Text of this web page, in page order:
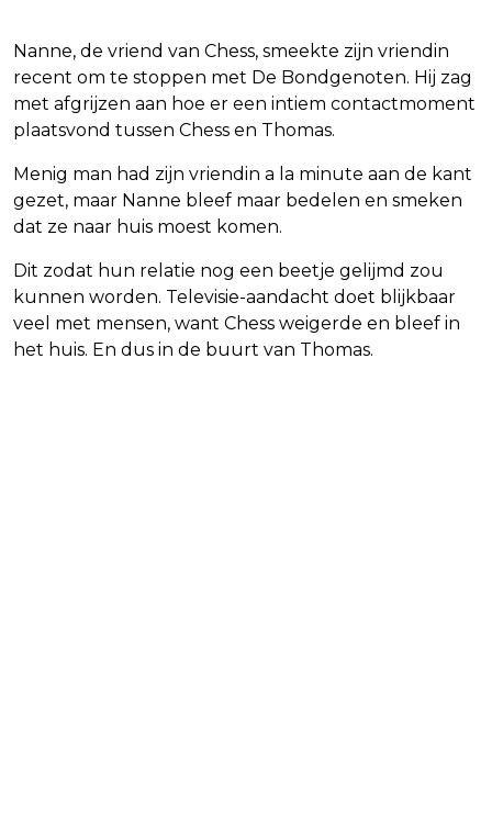
Nanne, de vriend van Chess, smeekte zijn vriendin
recent om te stoppen met De Bondgenoten. Hij zag
met afgrijzen aan hoe er een intiem contactmoment
plaatsvond tussen Chess en Thomas.
Menig man had zijn vriendin a la minute aan de kant
gezet, maar Nanne bleef maar bedelen en smeken
dat ze naar huis moest komen.
Dit zodat hun relatie nog een beetje gelijmd zou
kunnen worden. Televisie-aandacht doet blijkbaar
veel met mensen, want Chess weigerde en bleef in
het huis. En dus in de buurt van Thomas.